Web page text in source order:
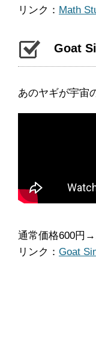
リンク： Math
Goat
あのヤギが宇宙
通常価格600円
リンク： Goat